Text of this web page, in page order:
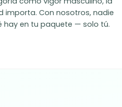
importa. Con nosotros, nadie
hay en tu paquete — solo tú.